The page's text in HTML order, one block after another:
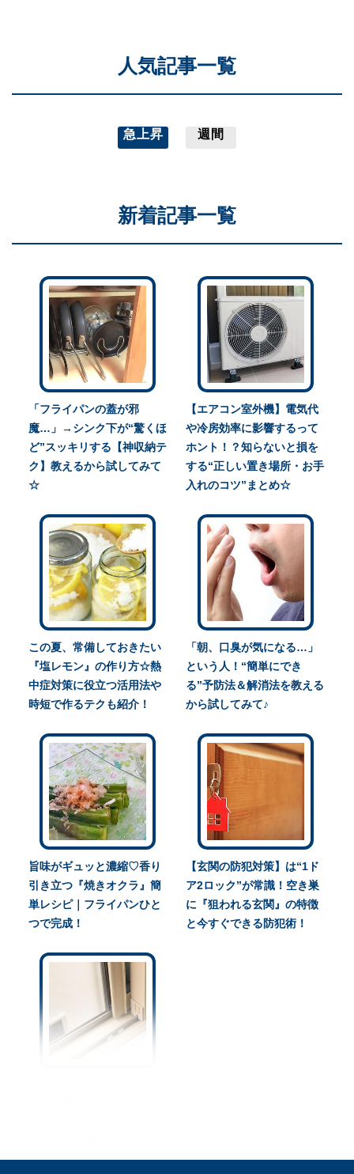
人気記事一覧
急上昇 週間
新着記事一覧
「フライパンの蓋が邪
魔…」→シンク下が“驚くほ
ど”スッキリする【神収納テ
ク】教えるから試してみて
☆
【エアコン室外機】電気代
や冷房効率に影響するって
ホント！？知らないと損を
する“正しい置き場所・お手
入れのコツ”まとめ☆
この夏、常備しておきたい
『塩レモン』の作り方☆熱
中症対策に役立つ活用法や
時短で作るテクも紹介！
「朝、口臭が気になる…」
という人！“簡単にでき
る”予防法＆解消法を教える
から試してみて♪
旨味がギュッと濃縮♡香り
引き立つ『焼きオクラ』簡
単レシピ｜フライパンひと
つで完成！
【玄関の防犯対策】は“1ド
ア2ロック”が常識！空き巣
に『狙われる玄関』の特徴
と今すぐできる防犯術！